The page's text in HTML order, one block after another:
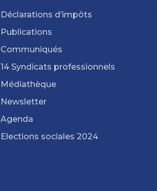
Déclarations d’impôts
Publications
Communiqués
14 Syndicats professionnels
Médiathèque
Newsletter
Agenda
Elections sociales 2024